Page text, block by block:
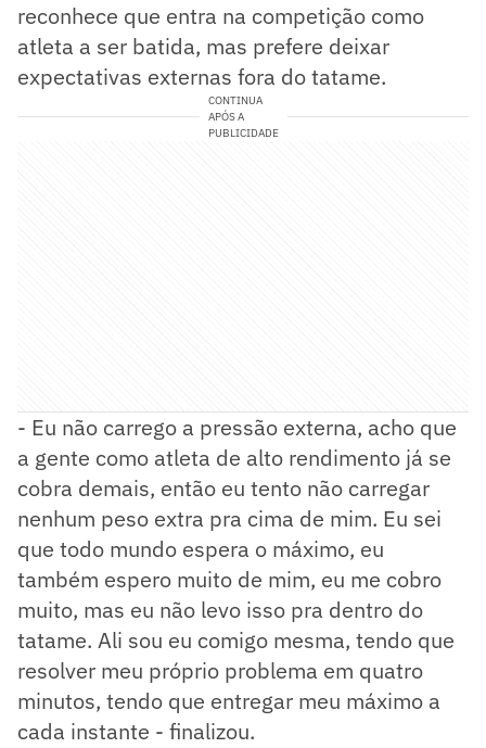
reconhece que entra na competição como
atleta a ser batida, mas prefere deixar
expectativas externas fora do tatame.
CONTINUA
APÓS A
PUBLICIDADE
- Eu não carrego a pressão externa, acho que
a gente como atleta de alto rendimento já se
cobra demais, então eu tento não carregar
nenhum peso extra pra cima de mim. Eu sei
que todo mundo espera o máximo, eu
também espero muito de mim, eu me cobro
muito, mas eu não levo isso pra dentro do
tatame. Ali sou eu comigo mesma, tendo que
resolver meu próprio problema em quatro
minutos, tendo que entregar meu máximo a
cada instante - finalizou.